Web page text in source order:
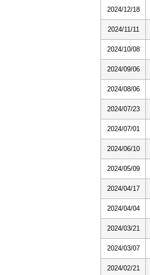
2024/12/18
2024/11/11
2024/10/08
2024/09/06
2024/08/06
2024/07/23
2024/07/01
2024/06/10
2024/05/09
2024/04/17
2024/04/04
2024/03/21
2024/03/07
2024/02/21